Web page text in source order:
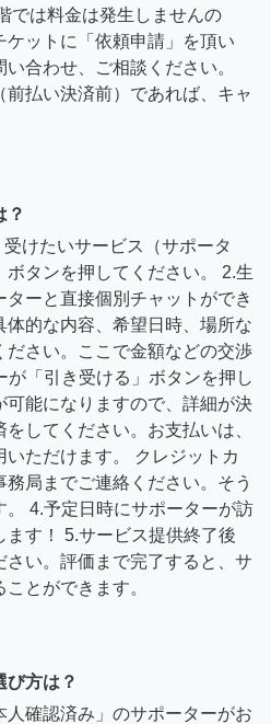
では料金は発生しませんの
ットに「依頼申請」を頂い
合わせ、ご相談ください。
払い決済前）であれば、キャ
？
けたいサービス（サポータ
タンを押してください。 2.生
ーと直接個別チャットができ
体的な内容、希望日時、場所な
ださい。ここで金額などの交渉
が「引き受ける」ボタンを押し
可能になりますので、詳細が決
してください。お支払いは、
ただけます。 クレジットカ
局までご連絡ください。そう
4.予定日時にサポーターが訪
ます！ 5.サービス提供終了後
い。評価まで完了すると、サ
とができます。
び方は？
人確認済み」のサポーターがお